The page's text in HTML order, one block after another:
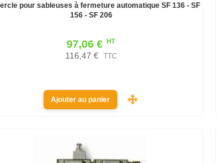
pour sableuses à fermeture automatique SF 136 - SF
156 - SF 206
97,06 € HT
116,47 € TTC
Ajouter au panier